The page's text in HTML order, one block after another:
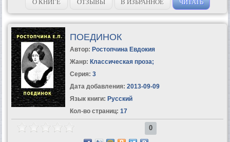
О КНИГЕ ОТЗЫВЫ В ИЗБРАННОЕ ЧИТАТЬ
ПОЕДИНОК
Автор: Ростопчина Евдокия
Жанр: Классическая проза;
Серия: 3
Дата добавления: 2013-09-09
Язык книги: Русский
Кол-во страниц: 17
0